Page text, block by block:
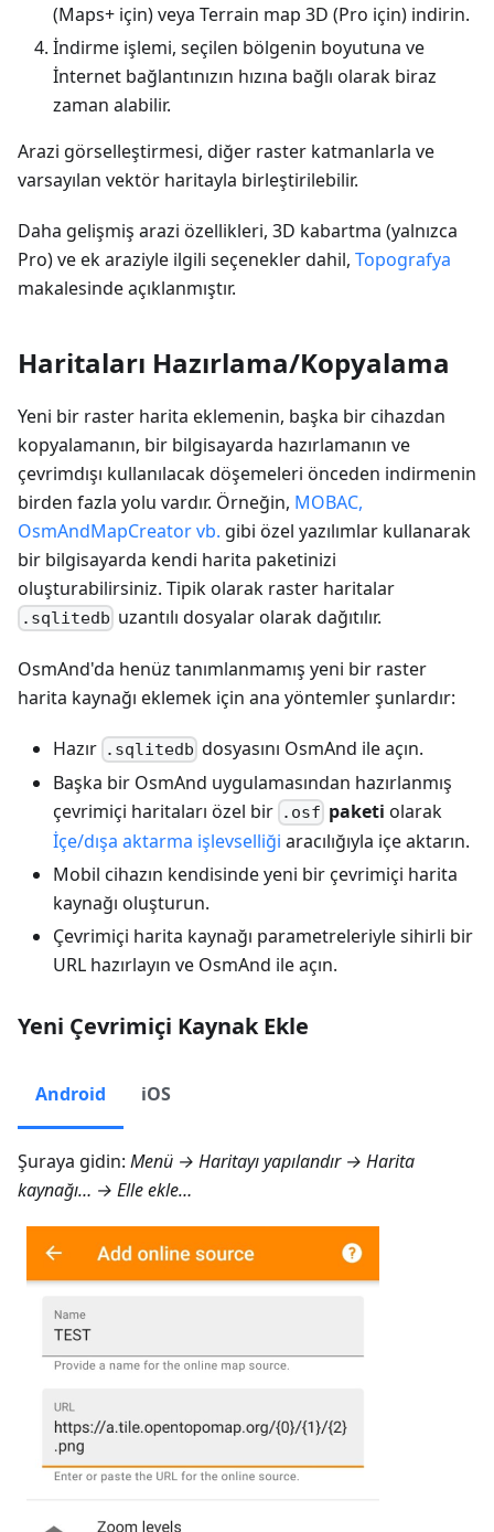
(Maps+ için) veya Terrain map 3D (Pro için) indirin.
İndirme işlemi, seçilen bölgenin boyutuna ve
İnternet bağlantınızın hızına bağlı olarak biraz
zaman alabilir.
Arazi görselleştirmesi, diğer raster katmanlarla ve
varsayılan vektör haritayla birleştirilebilir.
Daha gelişmiş arazi özellikleri, 3D kabartma (yalnızca
Pro) ve ek araziyle ilgili seçenekler dahil, Topografya
makalesinde açıklanmıştır.
Haritaları Hazırlama/Kopyalama
Yeni bir raster harita eklemenin, başka bir cihazdan
kopyalamanın, bir bilgisayarda hazırlamanın ve
çevrimdışı kullanılacak döşemeleri önceden indirmenin
birden fazla yolu vardır. Örneğin, MOBAC,
OsmAndMapCreator vb. gibi özel yazılımlar kullanarak
bir bilgisayarda kendi harita paketinizi
oluşturabilirsiniz. Tipik olarak raster haritalar
.sqlitedb uzantılı dosyalar olarak dağıtılır.
OsmAnd'da henüz tanımlanmamış yeni bir raster
harita kaynağı eklemek için ana yöntemler şunlardır:
Hazır .sqlitedb dosyasını OsmAnd ile açın.
Başka bir OsmAnd uygulamasından hazırlanmış
çevrimiçi haritaları özel bir .osf paketi olarak
İçe/dışa aktarma işlevselliği aracılığıyla içe aktarın.
Mobil cihazın kendisinde yeni bir çevrimiçi harita
kaynağı oluşturun.
Çevrimiçi harita kaynağı parametreleriyle sihirli bir
URL hazırlayın ve OsmAnd ile açın.
Yeni Çevrimiçi Kaynak Ekle
Android iOS
Şuraya gidin: Menü → Haritayı yapılandır → Harita
kaynağı… → Elle ekle…